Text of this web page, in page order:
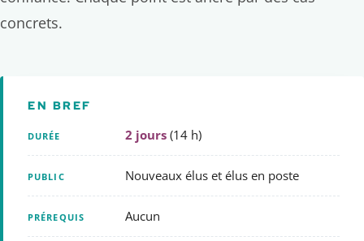
concrets.
EN BREF
DURÉE 2 jours (14 h)
PUBLIC Nouveaux élus et élus en poste
PRÉREQUIS Aucun